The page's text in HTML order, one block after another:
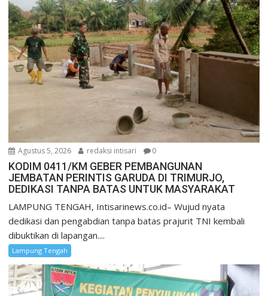
Agustus 5, 2026 redaksi intisari 0
KODIM 0411/KM GEBER PEMBANGUNAN
JEMBATAN PERINTIS GARUDA DI TRIMURJO,
DEDIKASI TANPA BATAS UNTUK MASYARAKAT
LAMPUNG TENGAH, Intisarinews.co.id– Wujud nyata
dedikasi dan pengabdian tanpa batas prajurit TNI kembali
dibuktikan di lapangan....
Lampung Tengah